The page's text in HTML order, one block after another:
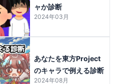
ャか診断
2024年03月
あなたを東方Project
のキャラで例える診断
2024年08月